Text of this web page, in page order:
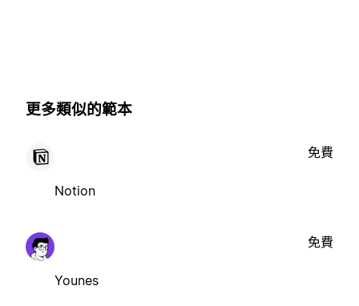
更多類似的範本
Notion
免費
Younes
免費